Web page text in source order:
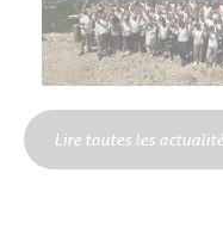
Lire toutes les